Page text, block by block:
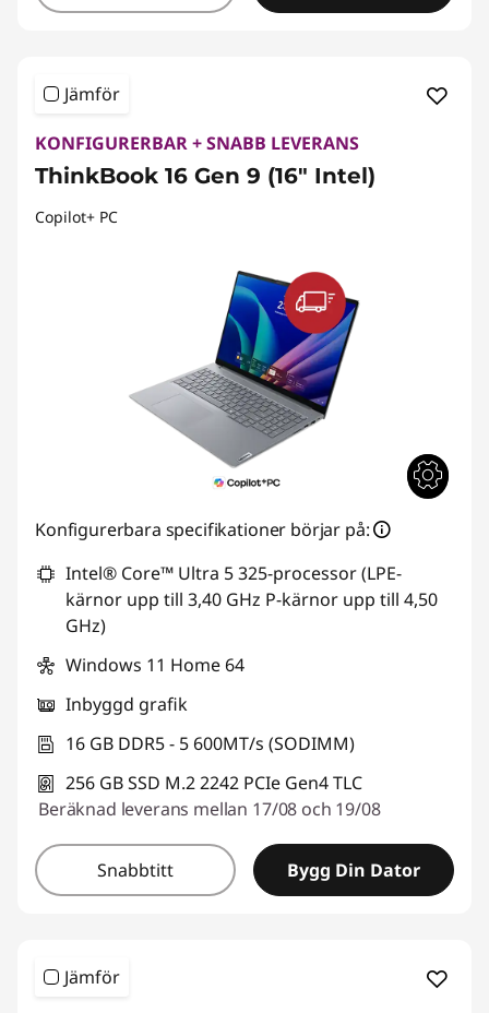
Jämför
KONFIGURERBAR + SNABB LEVERANS
ThinkBook 16 Gen 9 (16" Intel)
Copilot+ PC
Konfigurerbara specifikationer börjar på:
Intel® Core™ Ultra 5 325-processor (LPE-
kärnor upp till 3,40 GHz P-kärnor upp till 4,50
GHz)
Windows 11 Home 64
Inbyggd grafik
16 GB DDR5 - 5 600MT/s (SODIMM)
256 GB SSD M.2 2242 PCIe Gen4 TLC
Beräknad leverans mellan 17/08 och 19/08
Snabbtitt Bygg Din Dator
Jämför